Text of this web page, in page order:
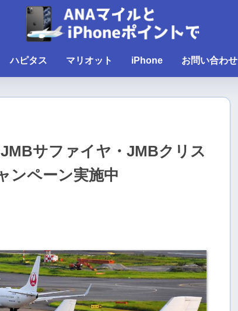
ハピタス マリオット iPhone お問い合わせ
サファイヤ・JMBクリス
ンペーン実施中